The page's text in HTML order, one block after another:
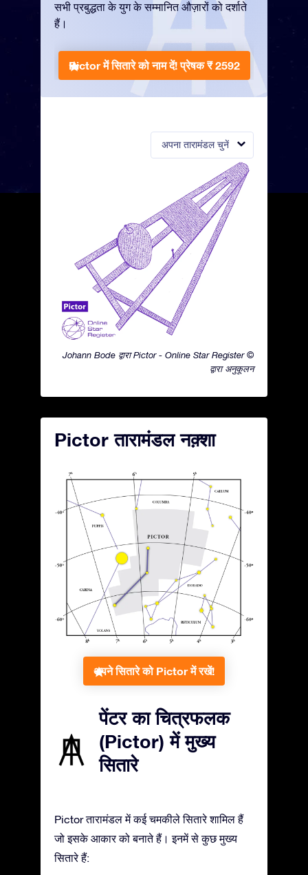
अपना तारामंडल चुनें
Johann Bode द्वारा Pictor - Online Star Register ©
द्वारा अनुकूलन
सभी प्रबुद्धता के युग के सम्मानित औज़ारों को दर्शाते
हैं।
Pictor में सितारे को नाम दें!प्रेषक ₹ 2592
Pictor तारामंडल नक़्शा
अपने सितारे को Pictor में रखें!
पेंटर का चित्रफलक
(Pictor) में मुख्य
सितारे
Pictor तारामंडल में कई चमकीले सितारे शामिल हैं
जो इसके आकार को बनाते हैं। इनमें से कुछ मुख्य
सितारे हैं: